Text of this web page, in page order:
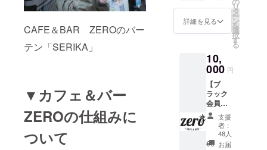
CAFE＆BAR ZEROのバー
テン「SERIKA」
▼カフェ＆バー
ZEROの仕組みに
ついて
です。
※入場の
示とお
名前の
確認で
入場可
能で
す。
トに参
加でき
る権利
(限定20
名) ※3月
2日
（土）
20時〜
22時。
※2時間
飲み放
題です
(食べ物
はご用
意して
詳細を見る
リ
タ
ー
ン
を
選
択
す
る
10,
000 円
【ブ
ラック
会員
権】 ブ
ラック
会員権
は、年
支援
者：
48人
お届